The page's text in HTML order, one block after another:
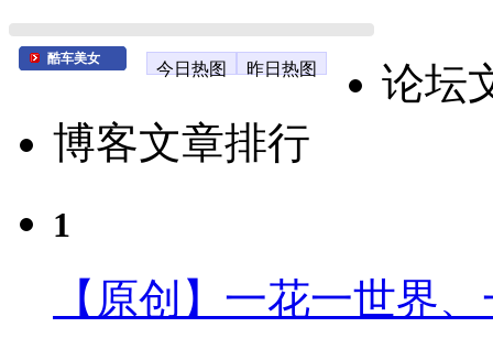
酷车美女
今日热图 昨日热图
论坛
博客文章排行
1
【原创】一花一世界